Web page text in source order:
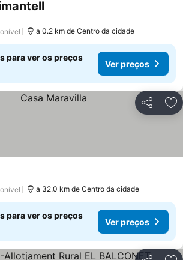
a 0.2 km de Centro da cidade
para ver os preços
Ver preços
Partilhar
a 32.0 km de Centro da cidade
para ver os preços
Ver preços